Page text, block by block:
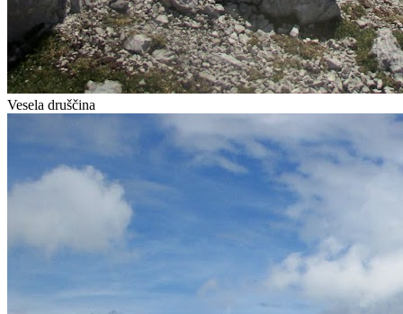
Vesela druščina